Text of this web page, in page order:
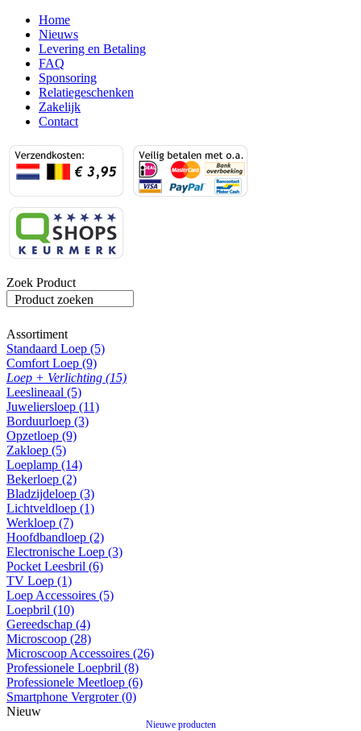
Home
Nieuws
Levering en Betaling
FAQ
Sponsoring
Relatiegeschenken
Zakelijk
Contact
Zoek Product
Product zoeken
Assortiment
Standaard Loep (5)
Comfort Loep (9)
Loep + Verlichting (15)
Leeslineaal (5)
Juweliersloep (11)
Borduurloep (3)
Opzetloep (9)
Zakloep (5)
Loeplamp (14)
Bekerloep (2)
Bladzijdeloep (3)
Lichtveldloep (1)
Werkloep (7)
Hoofdbandloep (2)
Electronische Loep (3)
Pocket Leesbril (6)
TV Loep (1)
Loep Accessoires (5)
Loepbril (10)
Gereedschap (4)
Microscoop (28)
Microscoop Accessoires (26)
Professionele Loepbril (8)
Professionele Meetloep (6)
Smartphone Vergroter (0)
Nieuw
Nieuwe producten